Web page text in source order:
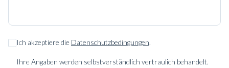
Ich akzeptiere die Datenschutzbedingungen.
Ihre Angaben werden selbstverständlich vertraulich behandelt.